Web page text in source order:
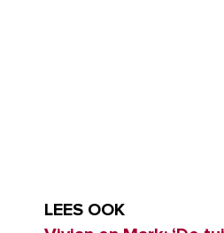
LEES OOK